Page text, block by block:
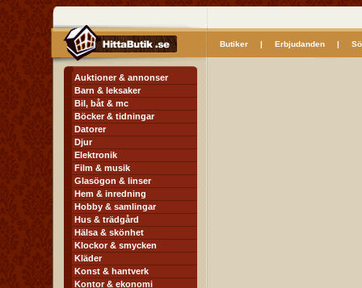
Butiker| Erbjudanden|
Auktioner & annonser
Barn & leksaker
Bil, båt & mc
Böcker & tidningar
Datorer
Djur
Elektronik
Film & musik
Glasögon & linser
Hem & inredning
Hobby & samlingar
Hus & trädgård
Hälsa & skönhet
Klockor & smycken
Kläder
Konst & hantverk
Kontor & ekonomi